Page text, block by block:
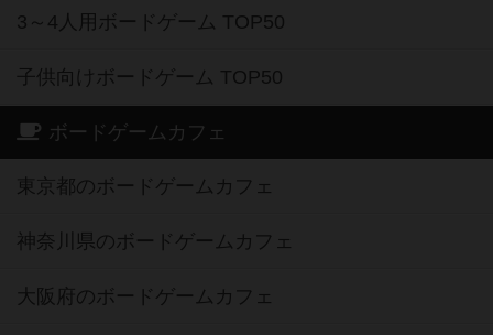
3～4人用ボードゲーム TOP50
子供向けボードゲーム TOP50
ボードゲームカフェ
東京都のボードゲームカフェ
神奈川県のボードゲームカフェ
大阪府のボードゲームカフェ